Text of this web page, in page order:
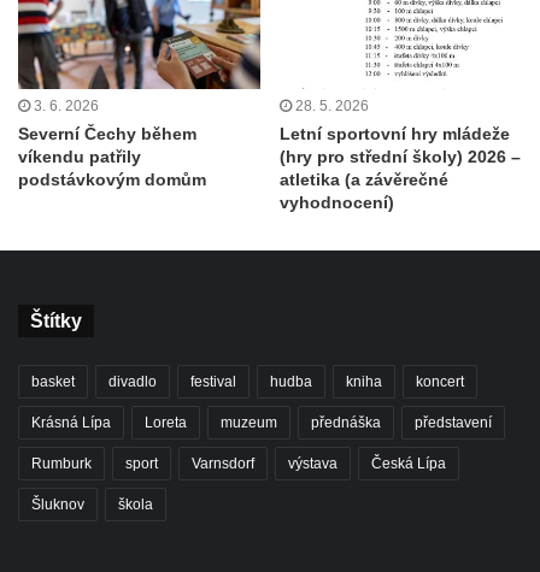
3. 6. 2026
Severní Čechy během
víkendu patřily
podstávkovým domům
28. 5. 2026
Letní sportovní hry mládeže
(hry pro střední školy) 2026 –
atletika (a závěrečné
vyhodnocení)
Štítky
basket divadlo festival hudba kniha koncert
Krásná Lípa Loreta muzeum přednáška představení
Rumburk sport Varnsdorf výstava Česká Lípa
Šluknov škola